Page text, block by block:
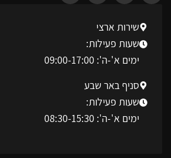
שירות ארצי
שעות פעילות:
ימים א'-ה': 09:00-17:00
סניף באר שבע
שעות פעילות:
ימים א'-ה': 08:30-15:30